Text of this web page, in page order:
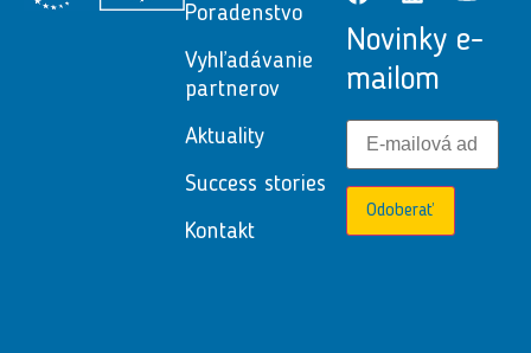
Poradenstvo
Vyhľadávanie
partnerov
Aktuality
Success stories
Kontakt
Novinky e-
mailom
Odoberať